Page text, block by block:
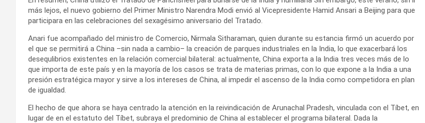
más lejos, el nuevo gobierno del Primer Ministro Narendra Modi envió al Vicepresidente Hamid Ansari a Beijing para que
participara en las celebraciones del sexagésimo aniversario del Tratado.
Anari fue acompañado del ministro de Comercio, Nirmala Sitharaman, quien durante su estancia firmó un acuerdo por
el que se permitirá a China –sin nada a cambio– la creación de parques industriales en la India, lo que exacerbará los
desequlibrios existentes en la relación comercial bilateral: actualmente, China exporta a la India tres veces más de lo
que importa de este país y en la mayoría de los casos se trata de materias primas, con lo que expone a la India a una
presión estratégica mayor y sirve a los intereses de China, al impedir el ascenso de la India como competidora en plan
de igualdad.
El hecho de que ahora se haya centrado la atención en la reivindicación de Arunachal Pradesh, vinculada con el Tíbet, en
lugar de en el estatuto del Tíbet, subraya el predominio de China al establecer el programa bilateral. Dada la